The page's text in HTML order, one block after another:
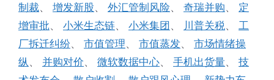
制裁、 增发新股、 外汇管制风险、 奇瑞并购、 定
增审批、 小米生态链、 小米集团 、 川普关税、 工
厂拆迁纠纷、 市值管理、 市值蒸发、 市场情绪操
纵 、 并购对价、 微软数据中心、 手机出货量、 技